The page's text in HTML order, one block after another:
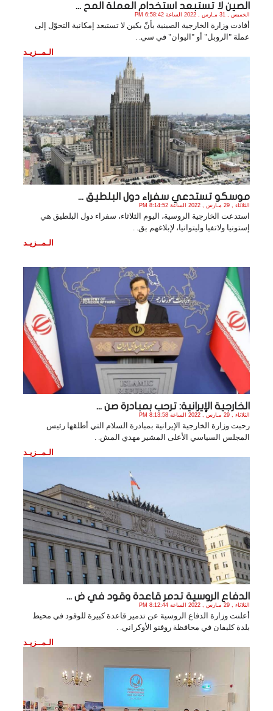
الصين لا تستبعد استخدام العملة المح ...
الخميس , 31 مـارس , 2022 الساعة 6:58:42 PM
أفادت وزارة الخارجية الصينية بأنّ بكين لا تستبعد إمكانية التحوّل إلى
عملة "الروبل" أو "اليوان" في سي. .
الـمــزيـد
موسكو تستدعي سفراء دول البلطيق ...
الثلاثاء , 29 مـارس , 2022 الساعة 8:14:52 PM
استدعت الخارجية الروسية، اليوم الثلاثاء، سفراء دول البلطيق هي
إستونيا ولاتفيا وليتوانيا، لإبلاغهم بق. .
الـمــزيـد
الخارجية الإيرانية: ترحب بمبادرة صن ...
الثلاثاء , 29 مـارس , 2022 الساعة 8:13:58 PM
رحبت وزارة الخارجية الإيرانية بمبادرة السلام التي أطلقها رئيس
المجلس السياسي الأعلى المشير مهدي المش. .
الـمــزيـد
الدفاع الروسية تدمر قاعدة وقود في ض ...
الثلاثاء , 29 مـارس , 2022 الساعة 8:12:44 PM
أعلنت وزارة الدفاع الروسية عن تدمير قاعدة كبيرة للوقود في محيط
بلدة كليفان في محافظة روفنو الأوكراني. .
الـمــزيـد